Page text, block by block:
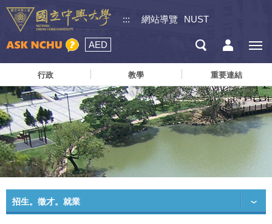
::: 網站導覽 NUST
AED
行政 教學 重要連結
招生。徵才。就業